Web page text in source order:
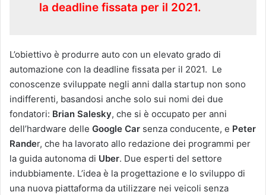
la deadline fissata per il 2021.
L’obiettivo è produrre auto con un elevato grado di
automazione con la deadline fissata per il 2021. Le
conoscenze sviluppate negli anni dalla startup non sono
indifferenti, basandosi anche solo sui nomi dei due
fondatori: Brian Salesky, che si è occupato per anni
dell’hardware delle Google Car senza conducente, e Peter
Rander, che ha lavorato allo redazione dei programmi per
la guida autonoma di Uber. Due esperti del settore
indubbiamente. L’idea è la progettazione e lo sviluppo di
una nuova piattaforma da utilizzare nei veicoli senza